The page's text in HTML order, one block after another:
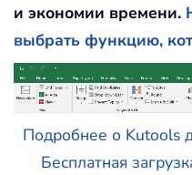
и экономии времени.
выбрать функцию,
Подробнее о Kutools
Бесплатная